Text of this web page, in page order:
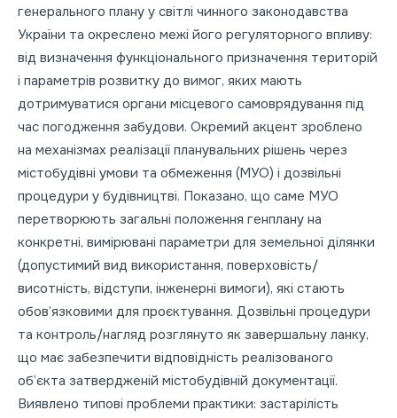
генерального плану у світлі чинного законодавства
України та окреслено межі його регуляторного впливу:
від визначення функціонального призначення територій
і параметрів розвитку до вимог, яких мають
дотримуватися органи місцевого самоврядування під
час погодження забудови. Окремий акцент зроблено
на механізмах реалізації планувальних рішень через
містобудівні умови та обмеження (МУО) і дозвільні
процедури у будівництві. Показано, що саме МУО
перетворюють загальні положення генплану на
конкретні, вимірювані параметри для земельної ділянки
(допустимий вид використання, поверховість/
висотність, відступи, інженерні вимоги), які стають
обов’язковими для проєктування. Дозвільні процедури
та контроль/нагляд розглянуто як завершальну ланку,
що має забезпечити відповідність реалізованого
об’єкта затвердженій містобудівній документації.
Виявлено типові проблеми практики: застарілість